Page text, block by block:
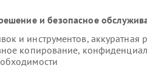
и безопасное
и инструментов, аккуратная
копирование,